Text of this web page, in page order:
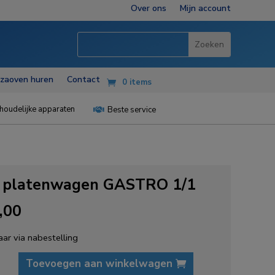
Over ons Mijn account
huren Contact 0 items
apparaten  Beste service
GASTRO 1/1
via nabestelling
Toevoegen aan winkelwagen